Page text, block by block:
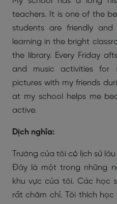
teachers. It is one of the
students are friendly
learning in the bright
the library. Every Friday
and music activities for
pictures with my friends
at my school helps me
active.
Dịch nghĩa:
Trường của tôi có lịch sử
Đây là một trong những
khu vực của tôi. Các học
rất chăm chỉ. Tôi thích